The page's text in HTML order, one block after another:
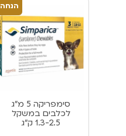
הנחה
סימפריקה 5 מ”ג
לכלבים במשקל
1.3-2.5 ק”ג